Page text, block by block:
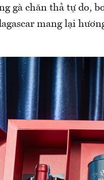
gà chăn thả tự do,
mang lại